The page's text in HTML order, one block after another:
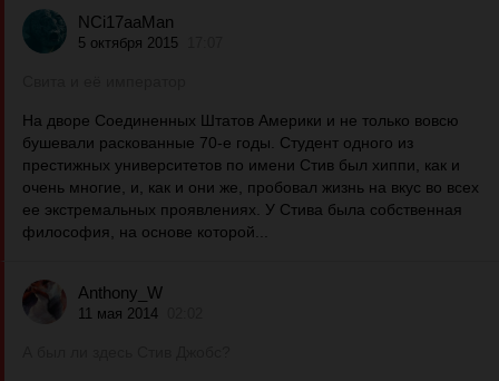
NCi17aaMan
5 октября 2015
На дворе Соединенных Штатов Америки и не только вовсю
бушевали раскованные 70-е годы. Студент одного из
престижных университетов по имени Стив был хиппи, как и
очень многие, и, как и они же, пробовал жизнь на вкус во всех
ее экстремальных проявлениях. У Стива была собственная
философия, на основе которой...
Anthony_W
11 мая 2014